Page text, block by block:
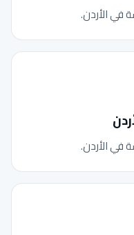
في الأردن.
في الأردن.